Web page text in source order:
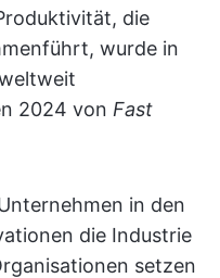
die
wurde in
2024 von Fast
in den
die Industrie
setzen